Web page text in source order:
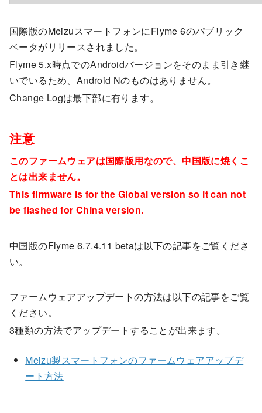
国際版のMeizuスマートフォンにFlyme 6のパブリック
ベータがリリースされました。
Flyme 5.x時点でのAndroidバージョンをそのまま引き継
いでいるため、Android Nのものはありません。
Change Logは最下部に有ります。
注意
このファームウェアは国際版用なので、中国版に焼くこ
とは出来ません。
This firmware is for the Global version so it can not
be flashed for China version.
中国版のFlyme 6.7.4.11 betaは以下の記事をご覧くださ
い。
ファームウェアアップデートの方法は以下の記事をご覧
ください。
3種類の方法でアップデートすることが出来ます。
Meizu製スマートフォンのファームウェアアップデ
ート方法